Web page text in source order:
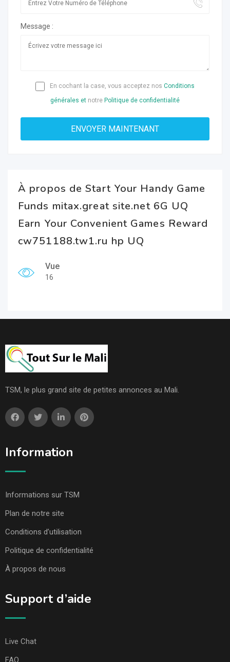
Message :
En cochant la case, vous acceptez nos Conditions
générales et notre Politique de confidentialité
À propos de Start Your Handy Game
Funds mitax.great site.net 6G UQ
Earn Your Convenient Games Reward
cw751188.tw1.ru hp UQ
Vue
16
TSM, le plus grand site de petites annonces au Mali.
Information
Informations sur TSM
Plan de notre site
Conditions d’utilisation
Politique de confidentialité
À propos de nous
Support d’aide
Live Chat
FAQ